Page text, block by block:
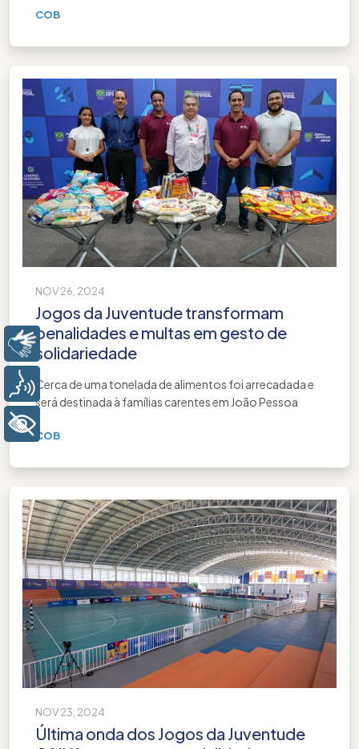
COB
NOV 26, 2024
Jogos da Juventude transformam
penalidades e multas em gesto de
solidariedade
Cerca de uma tonelada de alimentos foi arrecadada e
será destinada à famílias carentes em João Pessoa
COB
NOV 23, 2024
Última onda dos Jogos da Juventude
Libras
Voz